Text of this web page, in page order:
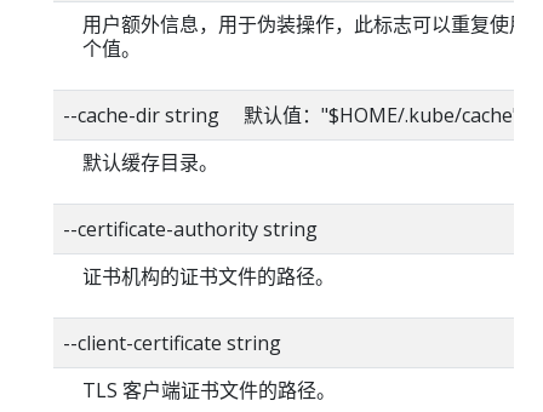
用户额外信息，用于伪装操作，此标志可以重复使用
个值。
--cache-dir string 默认值："$HOME/.kube/cache"
默认缓存目录。
--certificate-authority string
证书机构的证书文件的路径。
--client-certificate string
TLS 客户端证书文件的路径。